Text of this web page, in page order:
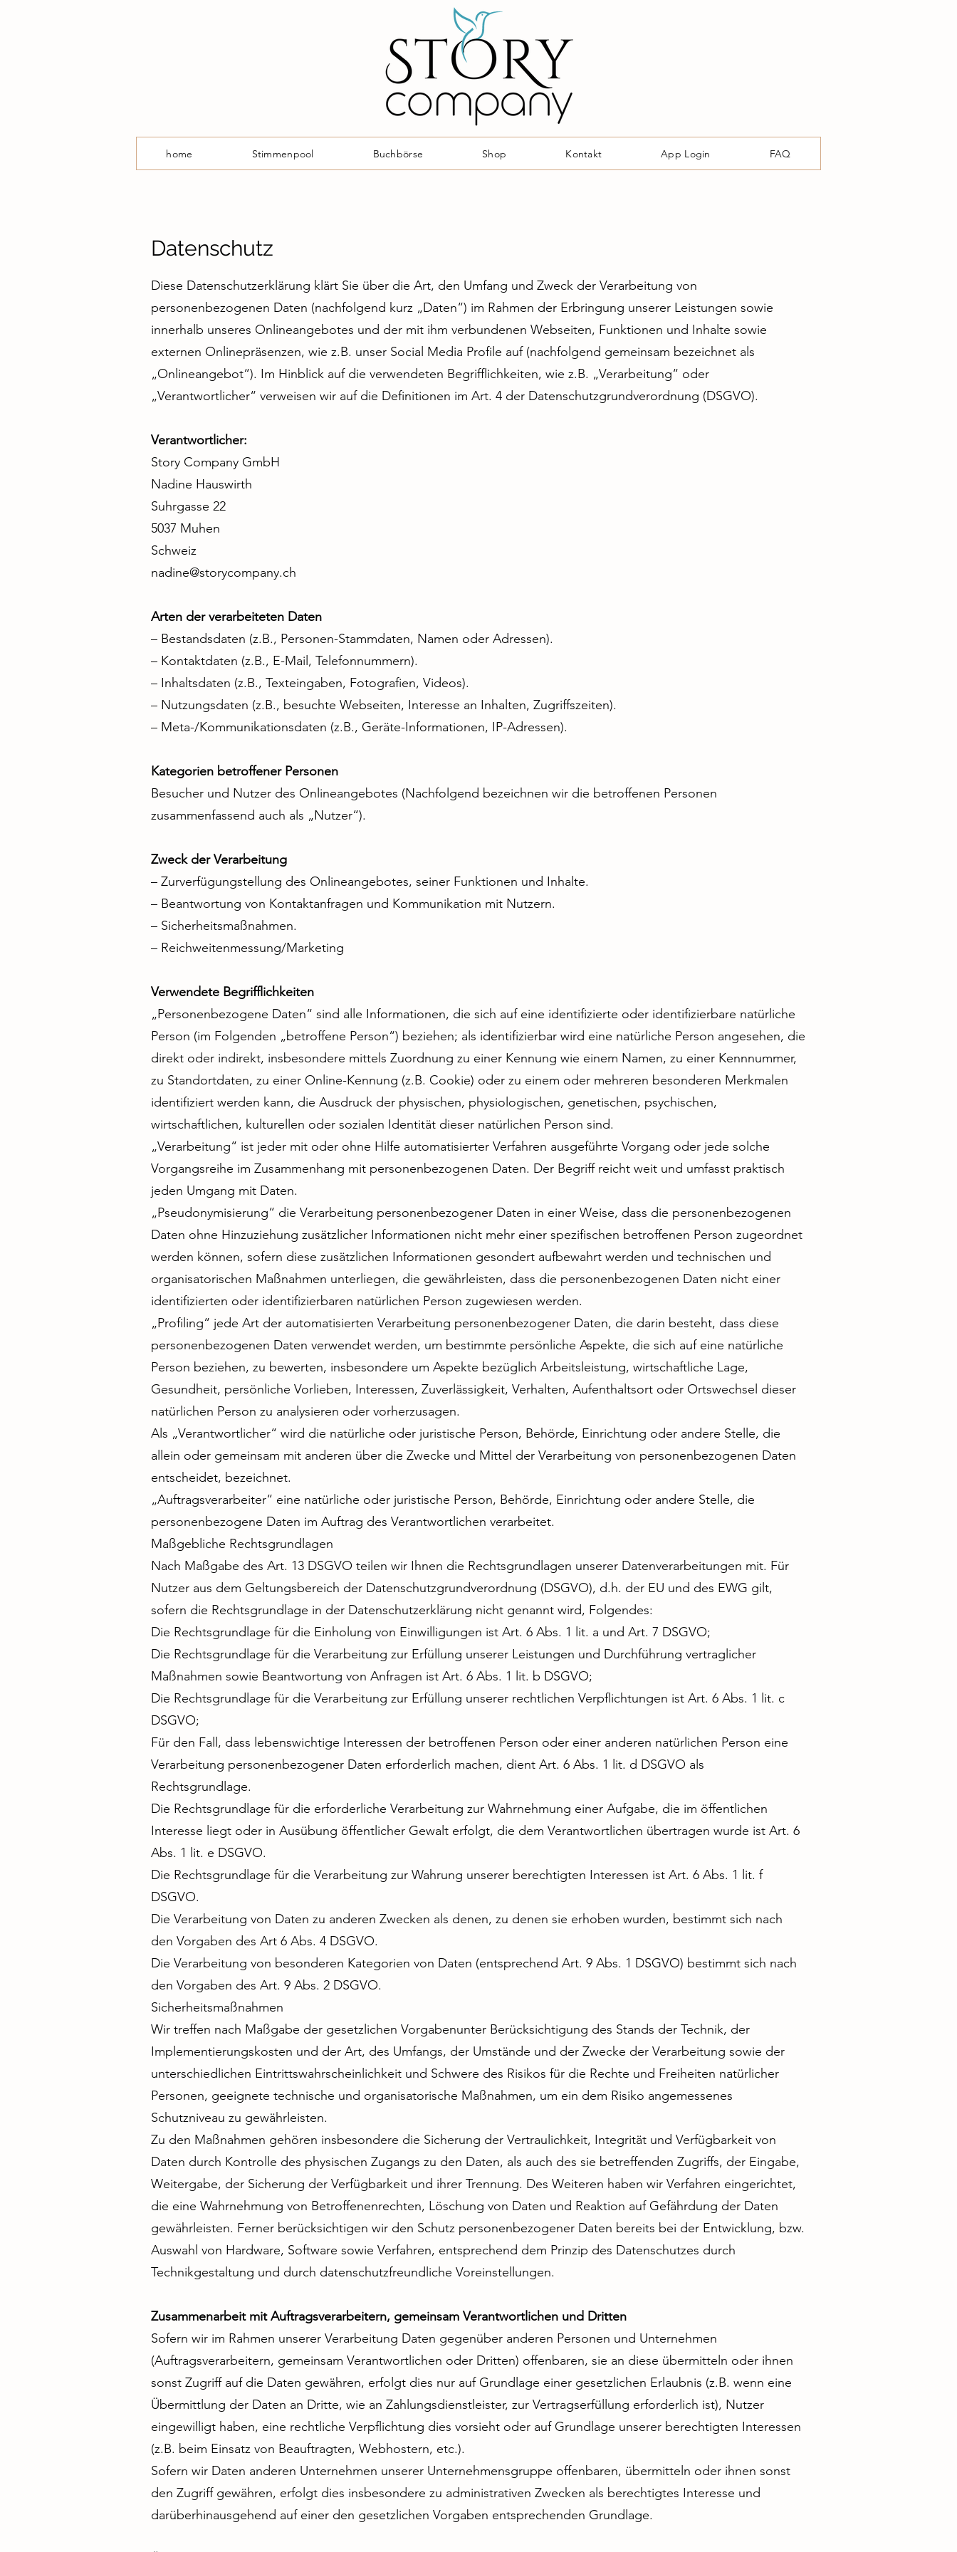
home Stimmenpool Buchbörse Shop Kontakt App Login FAQ
Datenschutz
Diese Datenschutzerklärung klärt Sie über die Art, den Umfang und Zweck der Verarbeitung von
personenbezogenen Daten (nachfolgend kurz „Daten“) im Rahmen der Erbringung unserer Leistungen sowie
innerhalb unseres Onlineangebotes und der mit ihm verbundenen Webseiten, Funktionen und Inhalte sowie
externen Onlinepräsenzen, wie z.B. unser Social Media Profile auf (nachfolgend gemeinsam bezeichnet als
„Onlineangebot“). Im Hinblick auf die verwendeten Begrifflichkeiten, wie z.B. „Verarbeitung“ oder
„Verantwortlicher“ verweisen wir auf die Definitionen im Art. 4 der Datenschutzgrundverordnung (DSGVO).
Verantwortlicher:
Story Company GmbH
Nadine Hauswirth
Suhrgasse 22
5037 Muhen
Schweiz
nadine@storycompany.ch
Arten der verarbeiteten Daten
– Bestandsdaten (z.B., Personen-Stammdaten, Namen oder Adressen).
– Kontaktdaten (z.B., E-Mail, Telefonnummern).
– Inhaltsdaten (z.B., Texteingaben, Fotografien, Videos).
– Nutzungsdaten (z.B., besuchte Webseiten, Interesse an Inhalten, Zugriffszeiten).
– Meta-/Kommunikationsdaten (z.B., Geräte-Informationen, IP-Adressen).
Kategorien betroffener Personen
Besucher und Nutzer des Onlineangebotes (Nachfolgend bezeichnen wir die betroffenen Personen
zusammenfassend auch als „Nutzer“).
Zweck der Verarbeitung
– Zurverfügungstellung des Onlineangebotes, seiner Funktionen und Inhalte.
– Beantwortung von Kontaktanfragen und Kommunikation mit Nutzern.
– Sicherheitsmaßnahmen.
– Reichweitenmessung/Marketing
Verwendete Begrifflichkeiten
„Personenbezogene Daten“ sind alle Informationen, die sich auf eine identifizierte oder identifizierbare natürliche
Person (im Folgenden „betroffene Person“) beziehen; als identifizierbar wird eine natürliche Person angesehen, die
direkt oder indirekt, insbesondere mittels Zuordnung zu einer Kennung wie einem Namen, zu einer Kennnummer,
zu Standortdaten, zu einer Online-Kennung (z.B. Cookie) oder zu einem oder mehreren besonderen Merkmalen
identifiziert werden kann, die Ausdruck der physischen, physiologischen, genetischen, psychischen,
wirtschaftlichen, kulturellen oder sozialen Identität dieser natürlichen Person sind.
„Verarbeitung“ ist jeder mit oder ohne Hilfe automatisierter Verfahren ausgeführte Vorgang oder jede solche
Vorgangsreihe im Zusammenhang mit personenbezogenen Daten. Der Begriff reicht weit und umfasst praktisch
jeden Umgang mit Daten.
„Pseudonymisierung“ die Verarbeitung personenbezogener Daten in einer Weise, dass die personenbezogenen
Daten ohne Hinzuziehung zusätzlicher Informationen nicht mehr einer spezifischen betroffenen Person zugeordnet
werden können, sofern diese zusätzlichen Informationen gesondert aufbewahrt werden und technischen und
organisatorischen Maßnahmen unterliegen, die gewährleisten, dass die personenbezogenen Daten nicht einer
identifizierten oder identifizierbaren natürlichen Person zugewiesen werden.
„Profiling“ jede Art der automatisierten Verarbeitung personenbezogener Daten, die darin besteht, dass diese
personenbezogenen Daten verwendet werden, um bestimmte persönliche Aspekte, die sich auf eine natürliche
Person beziehen, zu bewerten, insbesondere um Aspekte bezüglich Arbeitsleistung, wirtschaftliche Lage,
Gesundheit, persönliche Vorlieben, Interessen, Zuverlässigkeit, Verhalten, Aufenthaltsort oder Ortswechsel dieser
natürlichen Person zu analysieren oder vorherzusagen.
Als „Verantwortlicher“ wird die natürliche oder juristische Person, Behörde, Einrichtung oder andere Stelle, die
allein oder gemeinsam mit anderen über die Zwecke und Mittel der Verarbeitung von personenbezogenen Daten
entscheidet, bezeichnet.
„Auftragsverarbeiter“ eine natürliche oder juristische Person, Behörde, Einrichtung oder andere Stelle, die
personenbezogene Daten im Auftrag des Verantwortlichen verarbeitet.
Maßgebliche Rechtsgrundlagen
Nach Maßgabe des Art. 13 DSGVO teilen wir Ihnen die Rechtsgrundlagen unserer Datenverarbeitungen mit. Für
Nutzer aus dem Geltungsbereich der Datenschutzgrundverordnung (DSGVO), d.h. der EU und des EWG gilt,
sofern die Rechtsgrundlage in der Datenschutzerklärung nicht genannt wird, Folgendes:
Die Rechtsgrundlage für die Einholung von Einwilligungen ist Art. 6 Abs. 1 lit. a und Art. 7 DSGVO;
Die Rechtsgrundlage für die Verarbeitung zur Erfüllung unserer Leistungen und Durchführung vertraglicher
Maßnahmen sowie Beantwortung von Anfragen ist Art. 6 Abs. 1 lit. b DSGVO;
Die Rechtsgrundlage für die Verarbeitung zur Erfüllung unserer rechtlichen Verpflichtungen ist Art. 6 Abs. 1 lit. c
DSGVO;
Für den Fall, dass lebenswichtige Interessen der betroffenen Person oder einer anderen natürlichen Person eine
Verarbeitung personenbezogener Daten erforderlich machen, dient Art. 6 Abs. 1 lit. d DSGVO als
Rechtsgrundlage.
Die Rechtsgrundlage für die erforderliche Verarbeitung zur Wahrnehmung einer Aufgabe, die im öffentlichen
Interesse liegt oder in Ausübung öffentlicher Gewalt erfolgt, die dem Verantwortlichen übertragen wurde ist Art. 6
Abs. 1 lit. e DSGVO.
Die Rechtsgrundlage für die Verarbeitung zur Wahrung unserer berechtigten Interessen ist Art. 6 Abs. 1 lit. f
DSGVO.
Die Verarbeitung von Daten zu anderen Zwecken als denen, zu denen sie erhoben wurden, bestimmt sich nach
den Vorgaben des Art 6 Abs. 4 DSGVO.
Die Verarbeitung von besonderen Kategorien von Daten (entsprechend Art. 9 Abs. 1 DSGVO) bestimmt sich nach
den Vorgaben des Art. 9 Abs. 2 DSGVO.
Sicherheitsmaßnahmen
Wir treffen nach Maßgabe der gesetzlichen Vorgabenunter Berücksichtigung des Stands der Technik, der
Implementierungskosten und der Art, des Umfangs, der Umstände und der Zwecke der Verarbeitung sowie der
unterschiedlichen Eintrittswahrscheinlichkeit und Schwere des Risikos für die Rechte und Freiheiten natürlicher
Personen, geeignete technische und organisatorische Maßnahmen, um ein dem Risiko angemessenes
Schutzniveau zu gewährleisten.
Zu den Maßnahmen gehören insbesondere die Sicherung der Vertraulichkeit, Integrität und Verfügbarkeit von
Daten durch Kontrolle des physischen Zugangs zu den Daten, als auch des sie betreffenden Zugriffs, der Eingabe,
Weitergabe, der Sicherung der Verfügbarkeit und ihrer Trennung. Des Weiteren haben wir Verfahren eingerichtet,
die eine Wahrnehmung von Betroffenenrechten, Löschung von Daten und Reaktion auf Gefährdung der Daten
gewährleisten. Ferner berücksichtigen wir den Schutz personenbezogener Daten bereits bei der Entwicklung, bzw.
Auswahl von Hardware, Software sowie Verfahren, entsprechend dem Prinzip des Datenschutzes durch
Technikgestaltung und durch datenschutzfreundliche Voreinstellungen.
Zusammenarbeit mit Auftragsverarbeitern, gemeinsam Verantwortlichen und Dritten
Sofern wir im Rahmen unserer Verarbeitung Daten gegenüber anderen Personen und Unternehmen
(Auftragsverarbeitern, gemeinsam Verantwortlichen oder Dritten) offenbaren, sie an diese übermitteln oder ihnen
sonst Zugriff auf die Daten gewähren, erfolgt dies nur auf Grundlage einer gesetzlichen Erlaubnis (z.B. wenn eine
Übermittlung der Daten an Dritte, wie an Zahlungsdienstleister, zur Vertragserfüllung erforderlich ist), Nutzer
eingewilligt haben, eine rechtliche Verpflichtung dies vorsieht oder auf Grundlage unserer berechtigten Interessen
(z.B. beim Einsatz von Beauftragten, Webhostern, etc.).
Sofern wir Daten anderen Unternehmen unserer Unternehmensgruppe offenbaren, übermitteln oder ihnen sonst
den Zugriff gewähren, erfolgt dies insbesondere zu administrativen Zwecken als berechtigtes Interesse und
darüberhinausgehend auf einer den gesetzlichen Vorgaben entsprechenden Grundlage.